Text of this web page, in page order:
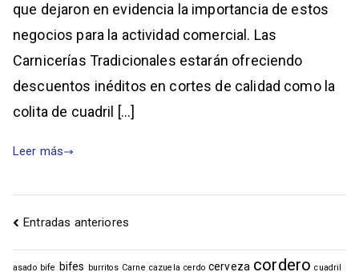
que dejaron en evidencia la importancia de estos
negocios para la actividad comercial. Las
Carnicerías Tradicionales estarán ofreciendo
descuentos inéditos en cortes de calidad como la
colita de cuadril […]
Leer más
Entradas anteriores
asado bife bifes burritos Carne cazuela cerdo cerveza cordero cuadril